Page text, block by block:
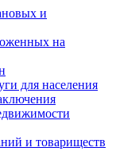
и
на
для населения
и товариществ